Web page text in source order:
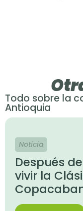
Todo sobre la
Antioquia
Noticia
Después
vivir la